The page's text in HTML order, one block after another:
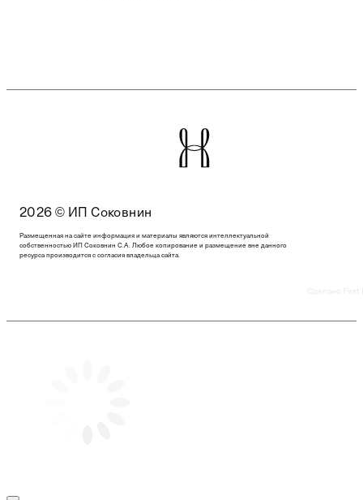
2026 © ИП Соковнин
Размещенная на сайте информация и материалы являются интеллектуальной
собственностью ИП Соковнин С.А. Любое копирование и размещение вне данного
ресурса производится с согласия владельца сайта.